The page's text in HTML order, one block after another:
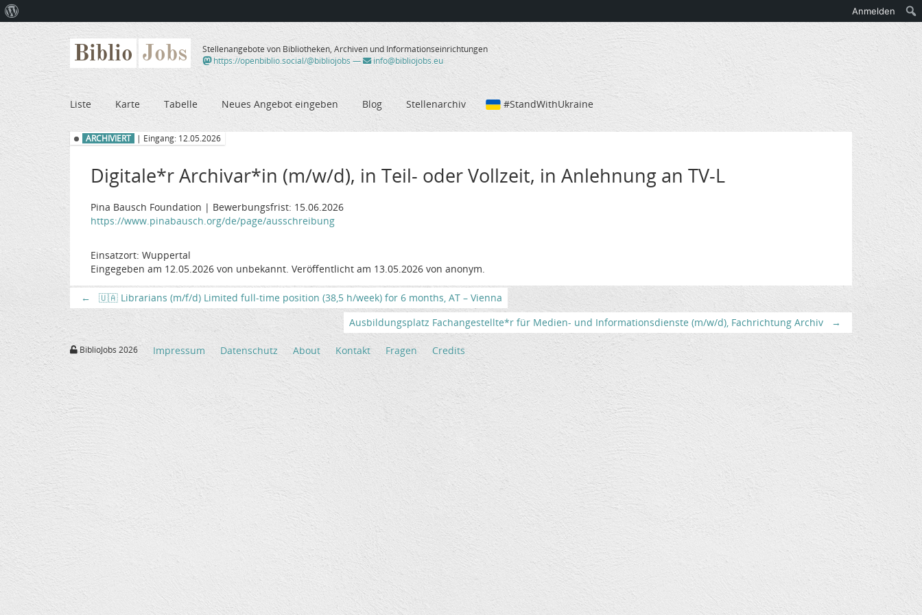
Biblio Jobs
Stellenangebote von Bibliotheken, Archiven und Informationseinrichtungen
https://openbiblio.social/@bibliojobs — info@bibliojobs.eu
Liste Karte Tabelle Neues Angebot eingeben Blog Stellenarchiv #StandWithUkraine
ARCHIVIERT | Eingang: 12.05.2026
Digitale*r Archivar*in (m/w/d), in Teil- oder Vollzeit, in Anlehnung an TV-L
Pina Bausch Foundation | Bewerbungsfrist: 15.06.2026
https://www.pinabausch.org/de/page/ausschreibung
Einsatzort: Wuppertal
Eingegeben am 12.05.2026 von unbekannt. Veröffentlicht am 13.05.2026 von anonym.
←
🇺🇦 Librarians (m/f/d) Limited full-time position (38,5 h/week) for 6 months, AT – Vienna
Ausbildungsplatz Fachangestellte*r für Medien- und Informationsdienste (m/w/d), Fachrichtung Archiv
→
BiblioJobs 2026 Impressum Datenschutz About Kontakt Fragen Credits
WordPress
Anmelden